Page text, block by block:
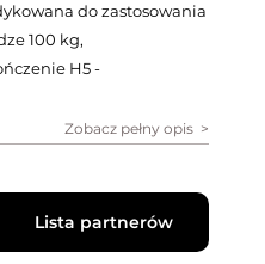
do zastosowania
100 kg,
H5 -
Zobacz pełny opis
Lista partnerów